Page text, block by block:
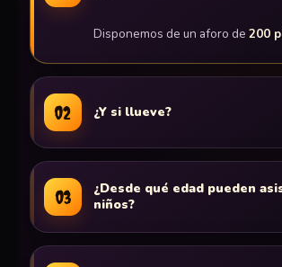
Disponemos de un aforo de 200
02 ¿Y si llueve?
Las comidas y cenas se
cubierta, cerrada y ventilada
Los pasajes y las zonas de
edificios.
03
¿Desde qué edad pueden
niños?
El espectáculo es paratodos